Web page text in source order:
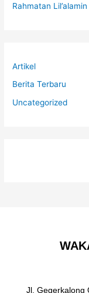
Rahmatan
Artikel
Berita Terbaru
Uncategorized
Jl. Gegerkalong